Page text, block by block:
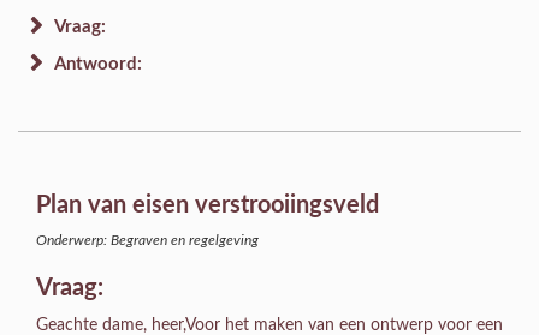
Vraag:
Antwoord:
Plan van eisen verstrooiingsveld
Onderwerp: Begraven en regelgeving
Vraag:
Geachte dame, heer,Voor het maken van een ontwerp voor een